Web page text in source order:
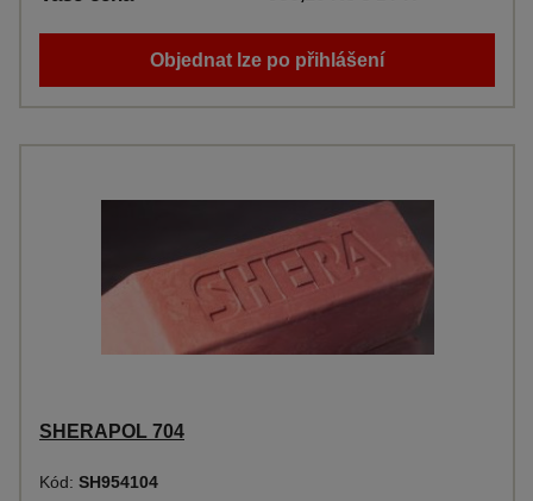
Objednat lze po přihlášení
SHERAPOL 704
Kód: SH954104